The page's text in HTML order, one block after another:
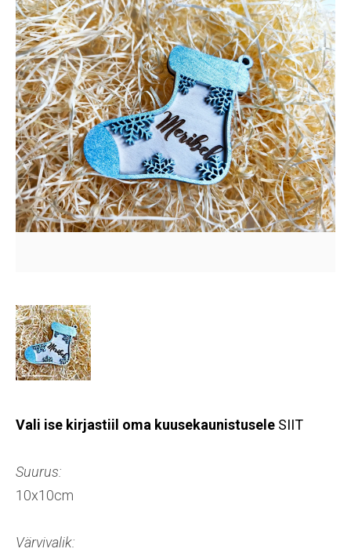
Vali ise kirjastiil oma kuusekaunistusele SIIT
Suurus:
10x10cm
Värvivalik: